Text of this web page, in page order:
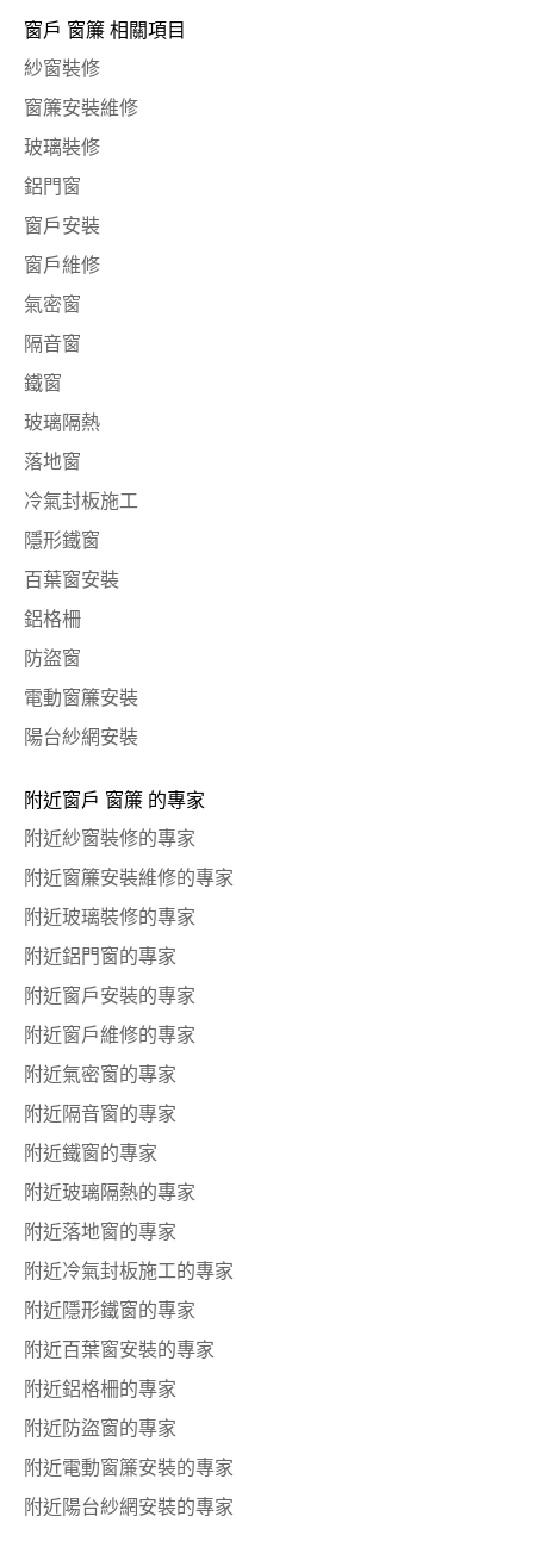
窗戶 窗簾 相關項目
紗窗裝修
窗簾安裝維修
玻璃裝修
鋁門窗
窗戶安裝
窗戶維修
氣密窗
隔音窗
鐵窗
玻璃隔熱
落地窗
冷氣封板施工
隱形鐵窗
百葉窗安裝
鋁格柵
防盜窗
電動窗簾安裝
陽台紗網安裝
附近窗戶 窗簾 的專家
附近紗窗裝修的專家
附近窗簾安裝維修的專家
附近玻璃裝修的專家
附近鋁門窗的專家
附近窗戶安裝的專家
附近窗戶維修的專家
附近氣密窗的專家
附近隔音窗的專家
附近鐵窗的專家
附近玻璃隔熱的專家
附近落地窗的專家
附近冷氣封板施工的專家
附近隱形鐵窗的專家
附近百葉窗安裝的專家
附近鋁格柵的專家
附近防盜窗的專家
附近電動窗簾安裝的專家
附近陽台紗網安裝的專家